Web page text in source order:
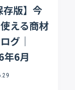
存版】今
える商材
グ｜
年6月